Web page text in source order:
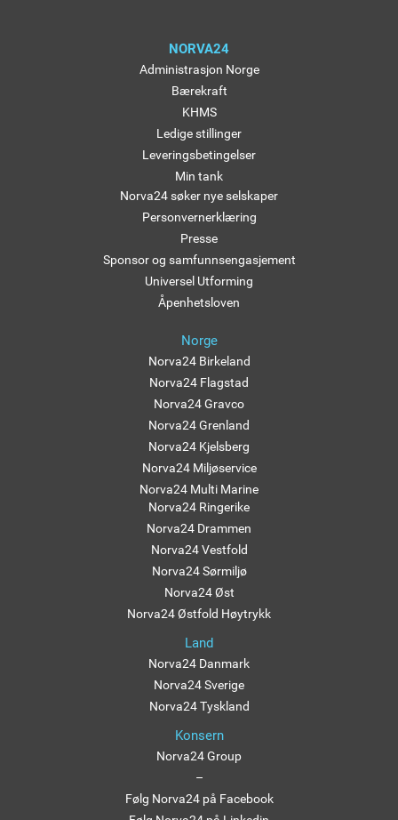
NORVA24
Administrasjon Norge
Bærekraft
KHMS
Ledige stillinger
Leveringsbetingelser
Min tank
Norva24 søker nye selskaper
Personvernerklæring
Presse
Sponsor og samfunnsengasjement
Universel Utforming
Åpenhetsloven
Norge
Norva24 Birkeland
Norva24 Flagstad
Norva24 Gravco
Norva24 Grenland
Norva24 Kjelsberg
Norva24 Miljøservice
Norva24 Multi Marine
Norva24 Ringerike
Norva24 Drammen
Norva24 Vestfold
Norva24 Sørmiljø
Norva24 Øst
Norva24 Østfold Høytrykk
Land
Norva24 Danmark
Norva24 Sverige
Norva24 Tyskland
Konsern
Norva24 Group
–
Følg Norva24 på Facebook